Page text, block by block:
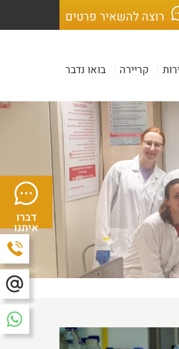
רוצה להשאיר פרטים
קריירה בואו נדבר
דברו
איתנו